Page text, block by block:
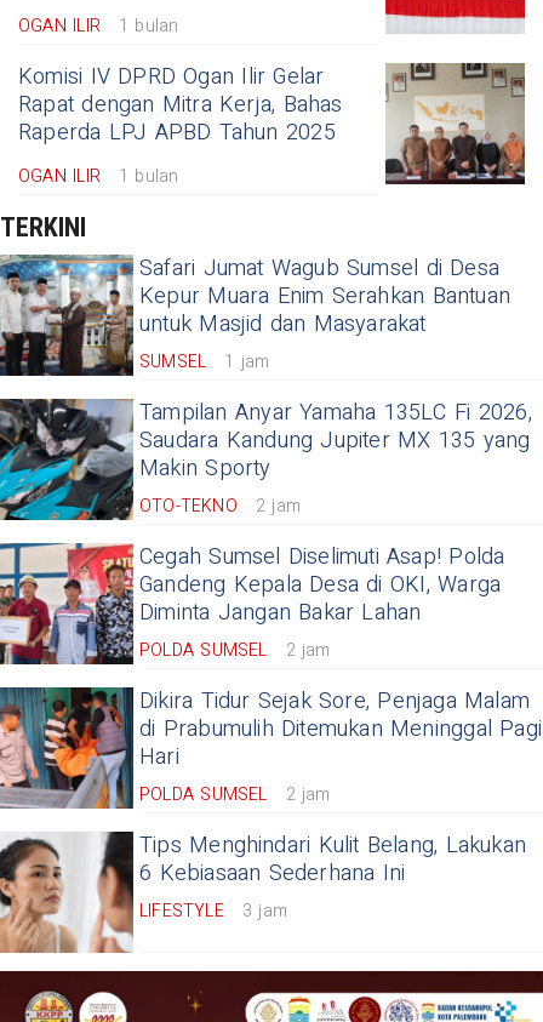
OGAN ILIR 1 bulan
Komisi IV DPRD Ogan Ilir Gelar
Rapat dengan Mitra Kerja, Bahas
Raperda LPJ APBD Tahun 2025
OGAN ILIR 1 bulan
TERKINI
Safari Jumat Wagub Sumsel di Desa
Kepur Muara Enim Serahkan Bantuan
untuk Masjid dan Masyarakat
SUMSEL 1 jam
Tampilan Anyar Yamaha 135LC Fi 2026,
Saudara Kandung Jupiter MX 135 yang
Makin Sporty
OTO-TEKNO 2 jam
Cegah Sumsel Diselimuti Asap! Polda
Gandeng Kepala Desa di OKI, Warga
Diminta Jangan Bakar Lahan
POLDA SUMSEL 2 jam
Dikira Tidur Sejak Sore, Penjaga Malam
di Prabumulih Ditemukan Meninggal Pagi
Hari
POLDA SUMSEL 2 jam
Tips Menghindari Kulit Belang, Lakukan
6 Kebiasaan Sederhana Ini
LIFESTYLE 3 jam